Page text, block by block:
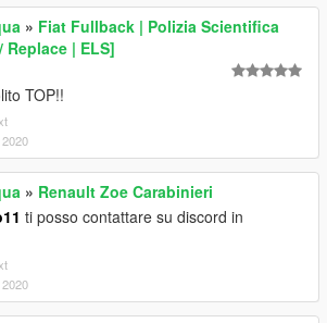
» Fiat Fullback | Polizia Scientifica
Replace | ELS]
TOP!!
» Renault Zoe Carabinieri
ti posso contattare su discord in